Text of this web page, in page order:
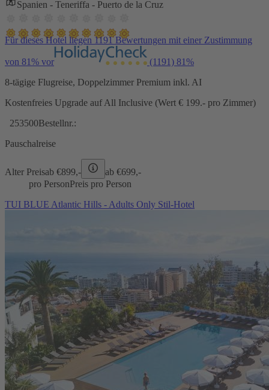
Spanien - Teneriffa - Puerto de la Cruz
Für dieses Hotel liegen 1191 Bewertungen mit einer Zustimmung
von 81% vor (1191) 81%
8-tägige Flugreise, Doppelzimmer Premium inkl. AI
Kostenfreies Upgrade auf All Inclusive (Wert € 199.- pro Zimmer)
253500Bestellnr.:
Pauschalreise
Alter Preisab €899,- ab €699,-
pro PersonPreis pro Person
TUI BLUE Atlantic Hills - Adults Only Stil-Hotel